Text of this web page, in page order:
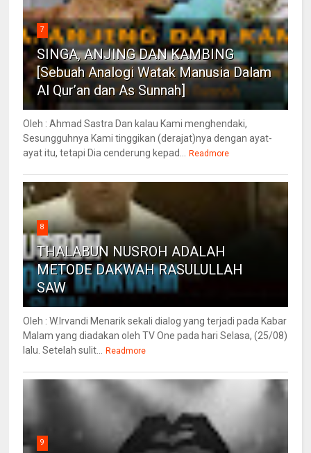
7
SINGA, ANJING DAN KAMBING
[Sebuah Analogi Watak Manusia Dalam
Al Qur’an dan As Sunnah]
Oleh : Ahmad Sastra Dan kalau Kami menghendaki,
Sesungguhnya Kami tinggikan (derajat)nya dengan ayat-
ayat itu, tetapi Dia cenderung kepad...
Readmore
8
THALABUN NUSROH ADALAH
METODE DAKWAH RASULULLAH
SAW
Oleh : W.Irvandi Menarik sekali dialog yang terjadi pada Kabar
Malam yang diadakan oleh TV One pada hari Selasa, (25/08)
lalu. Setelah sulit...
Readmore
9